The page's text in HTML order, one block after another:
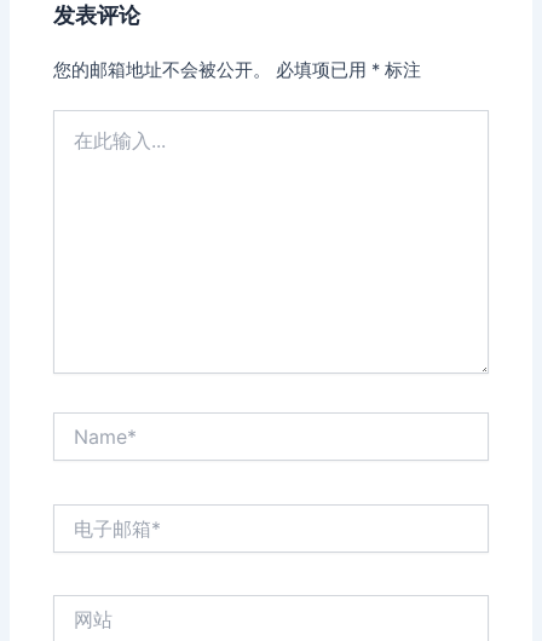
发表评论
您的邮箱地址不会被公开。 必填项已用 * 标注